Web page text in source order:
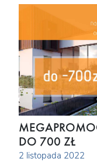
DO 700 ZŁ
2 listopada 2022